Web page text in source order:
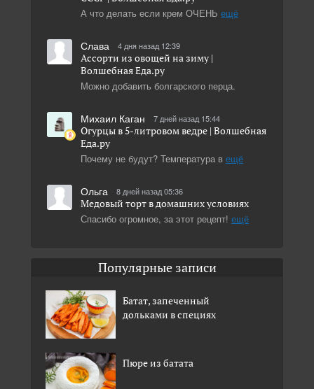
А что делать если крем ОЧЕНЬ ещё
Слава 4 дня назад 12:39
Можно добавить болгарского перца.
Ассорти из овощей на зиму |
Волшебная Eда.ру
Михаил Каган 7 дней назад 15:44
Почему не будут? Температура в ещё
Огурцы в 5-литровом ведре | Волшебная
Eда.ру
Ольга 8 дней назад 05:36
Спасибо огромное, за этот рецепт! ещё
Медовый торт в домашних условиях
Популярные записи
Батат, запеченный
дольками в специях
Пюре из батата